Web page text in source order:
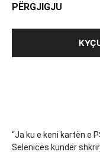
PËRGJIGJU
“Ja ku e keni kartën e
Selenicës kundër